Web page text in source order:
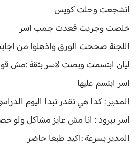
اتشجعت وحلت كويس
خلصت وجريت قعدت جمب اسر
اللجنة صححت الورق واذهلوا من
ليان ابتسمت وبصت لاسر بثقة :مش
اسر ابتسم عليها
المدير : كدا هي تقدر تبدا اليوم
اسر ببرود : انا مش عايز مشاكل ولو
المدير بسرعة :اكيد طبعا حاضر